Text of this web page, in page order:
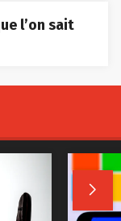
l’on sait
